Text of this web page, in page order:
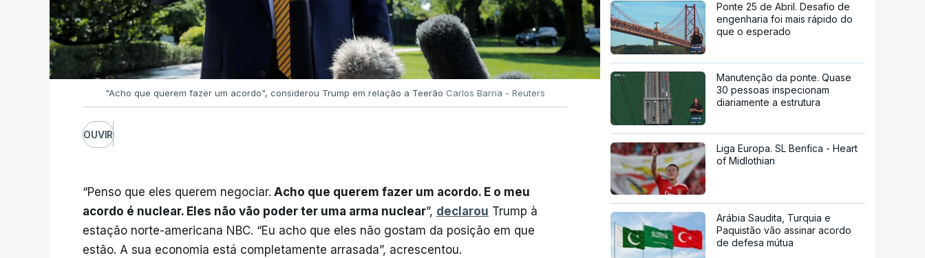
"Acho que querem fazer um acordo", considerou Trump em relação a Teerão Carlos Barria - Reuters
OUVIR
“Penso que eles querem negociar. Acho que querem fazer um acordo. E o meu
acordo é nuclear. Eles não vão poder ter uma arma nuclear”, declarou Trump à
estação norte-americana NBC. “Eu acho que eles não gostam da posição em que
estão. A sua economia está completamente arrasada”, acrescentou.
Ponte 25 de Abril. Desafio de
engenharia foi mais rápido do
que o esperado
Manutenção da ponte. Quase
30 pessoas inspecionam
diariamente a estrutura
Liga Europa. SL Benfica - Heart
of Midlothian
Arábia Saudita, Turquia e
Paquistão vão assinar acordo
de defesa mútua